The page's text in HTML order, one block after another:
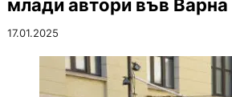
млади автори във Варна
17.01.2025